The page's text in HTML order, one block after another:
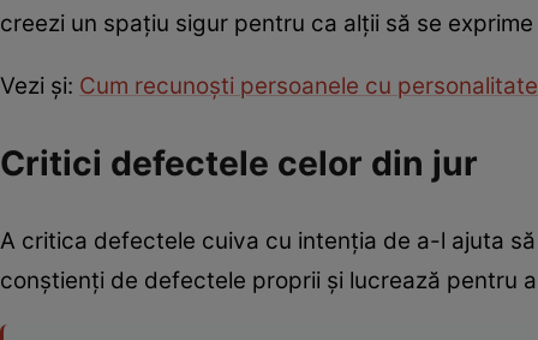
creezi un spațiu sigur pentru ca alții să se
Vezi şi: Cum recunoşti persoanele cu
Critici defectele celor din jur
A critica defectele cuiva cu intenția de a-l ajuta
conștienți de defectele proprii și lucrează pentru